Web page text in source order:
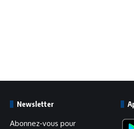
Newsletter
Abonnez-vous pour